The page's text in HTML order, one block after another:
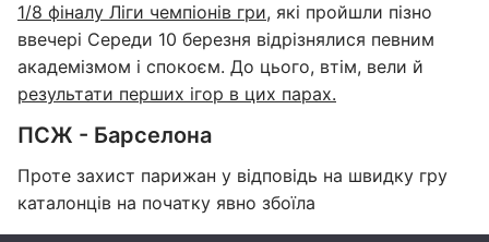
1/8 фіналу Ліги чемпіонів гри, які пройшли пізно
ввечері Середи 10 березня відрізнялися певним
академізмом і спокоєм. До цього, втім, вели й
результати перших ігор в цих парах.
ПСЖ - Барселона
Проте захист парижан у відповідь на швидку гру
каталонців на початку явно збоїла